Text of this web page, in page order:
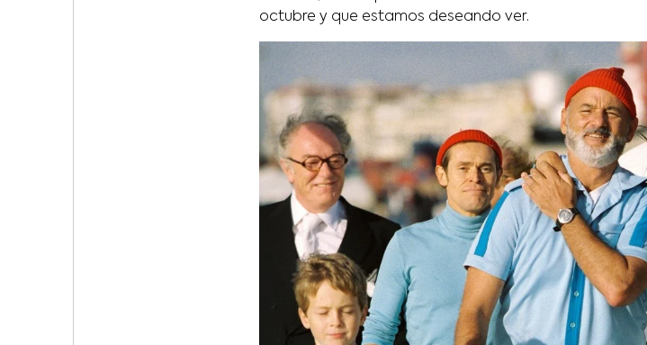
octubre y que estamos deseando ver.